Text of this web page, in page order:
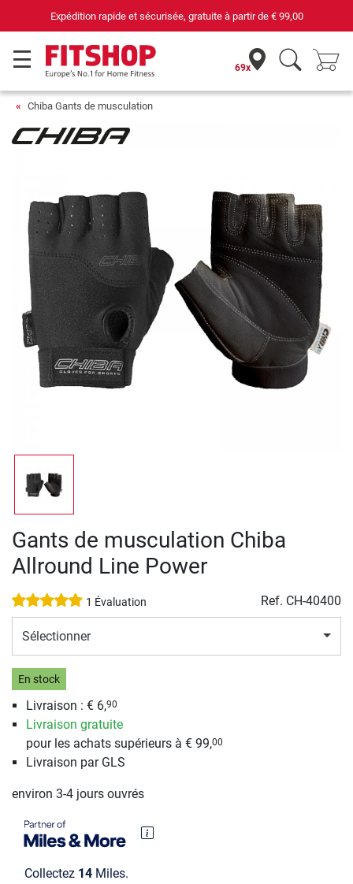
Expédition rapide et sécurisée, gratuite à partir de € 99,00
69x
Chiba Gants de musculation
Gants de musculation Chiba
Allround Line Power
1 Évaluation Ref. CH-40400
Sélectionner
En stock
Livraison : € 6,90
Livraison gratuite
pour les achats supérieurs à € 99,00
Livraison par GLS
environ 3-4 jours ouvrés
Collectez 14 Miles.